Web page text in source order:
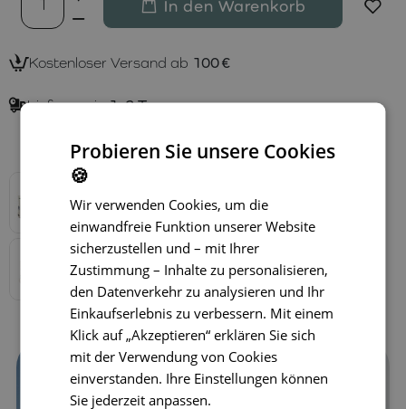
In den Warenkorb
Kostenloser Versand ab 100 €
Lieferung in1–3 Tagen
Verfügbare Varianten
Probieren Sie unsere Cookies
🍪
Wir verwenden Cookies, um die
einwandfreie Funktion unserer Website
sicherzustellen und – mit Ihrer
Zustimmung – Inhalte zu personalisieren,
den Datenverkehr zu analysieren und Ihr
Einkaufserlebnis zu verbessern. Mit einem
Klick auf „Akzeptieren“ erklären Sie sich
mit der Verwendung von Cookies
einverstanden. Ihre Einstellungen können
Sie jederzeit anpassen.